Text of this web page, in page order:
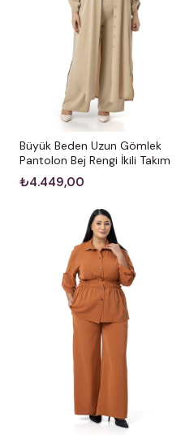
Büyük Beden Uzun Gömlek
Pantolon Bej Rengi İkili Takım
₺4.449,00